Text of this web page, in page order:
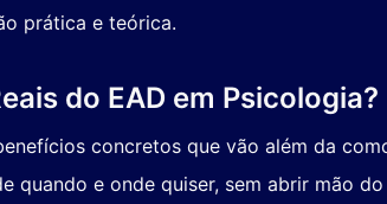
prática e teórica.
do EAD em Psicologia?
concretos que vão além da
quando e onde quiser, sem abrir mão